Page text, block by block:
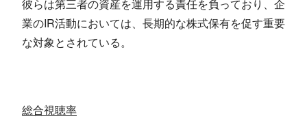
彼らは第三者の資産を運用する責任を負っており、企
業のIR活動においては、長期的な株式保有を促す重要
な対象とされている。
総合視聴率